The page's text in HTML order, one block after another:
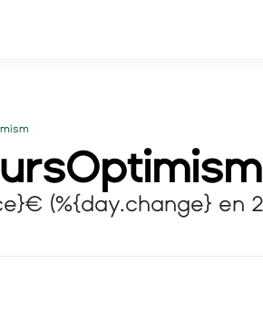
Optimism
(%{day.change} en